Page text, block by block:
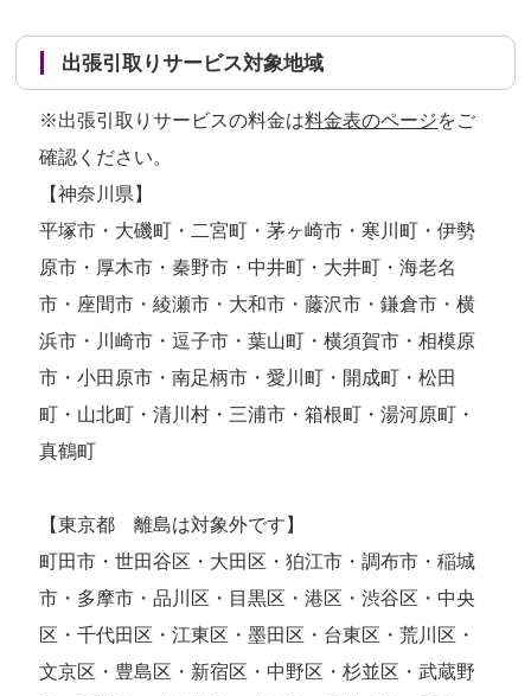
出張引取りサービス対象地域
※出張引取りサービスの料金は料金表のページをご
確認ください。
【神奈川県】
平塚市・大磯町・二宮町・茅ヶ崎市・寒川町・伊勢
原市・厚木市・秦野市・中井町・大井町・海老名
市・座間市・綾瀬市・大和市・藤沢市・鎌倉市・横
浜市・川崎市・逗子市・葉山町・横須賀市・相模原
市・小田原市・南足柄市・愛川町・開成町・松田
町・山北町・清川村・三浦市・箱根町・湯河原町・
真鶴町
【東京都 離島は対象外です】
町田市・世田谷区・大田区・狛江市・調布市・稲城
市・多摩市・品川区・目黒区・港区・渋谷区・中央
区・千代田区・江東区・墨田区・台東区・荒川区・
文京区・豊島区・新宿区・中野区・杉並区・武蔵野